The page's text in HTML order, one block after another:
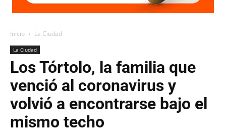
Inicio La Ciudad
La Ciudad
Los Tórtolo, la familia que
venció al coronavirus y
volvió a encontrarse bajo el
mismo techo